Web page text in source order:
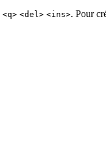
<q> <del> <ins>. Pour